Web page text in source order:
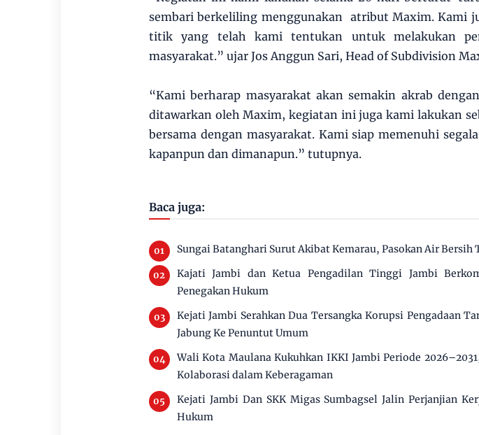
sembari berkeliling menggunakan atribut Maxim. Kami
titik yang telah kami tentukan untuk melakukan
masyarakat.” ujar Jos Anggun Sari, Head of Subdivision
“Kami berharap masyarakat akan semakin akrab
ditawarkan oleh Maxim, kegiatan ini juga kami lakukan
bersama dengan masyarakat. Kami siap memenuhi
kapanpun dan dimanapun.” tutupnya.
Baca juga:
Sungai Batanghari Surut Akibat Kemarau, Pasokan Air Bersih
Kajati Jambi dan Ketua Pengadilan Tinggi Jambi
Penegakan Hukum
Kejati Jambi Serahkan Dua Tersangka Korupsi Pengadaan
Jabung Ke Penuntut Umum
Wali Kota Maulana Kukuhkan IKKI Jambi Periode
Kolaborasi dalam Keberagaman
Kejati Jambi Dan SKK Migas Sumbagsel Jalin Perjanjian
Hukum